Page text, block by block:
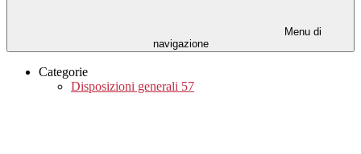
Menu di
navigazione
Categorie
Disposizioni generali 57